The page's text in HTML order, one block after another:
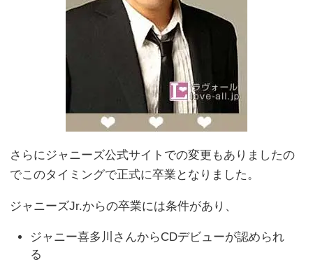
さらにジャニーズ公式サイトでの変更もありましたの
でこのタイミングで正式に卒業となりました。
ジャニーズJr.からの卒業には条件があり、
ジャニー喜多川さんからCDデビューが認められ
る